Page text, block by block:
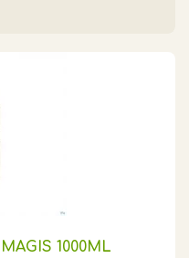
1000ML